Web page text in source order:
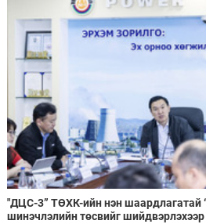
"ДЦС-3” ТӨХК-ийн нэн шаардлагатай
шинэчлэлийн төсвийг